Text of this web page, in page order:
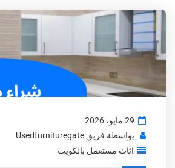
29 مايو، 2026
بواسطة فريق Usedfurnituregate
اثاث مستعمل بالكويت